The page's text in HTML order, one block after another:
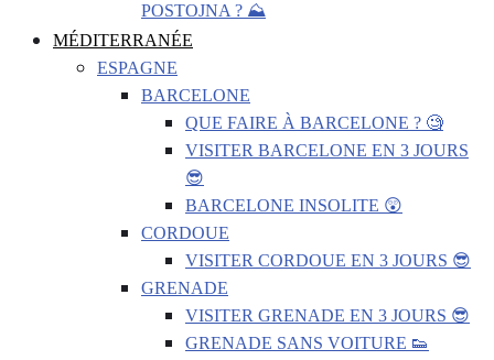
POSTOJNA ? ⛰️
MÉDITERRANÉE
ESPAGNE
BARCELONE
QUE FAIRE À BARCELONE ? 🧐
VISITER BARCELONE EN 3 JOURS
😎
BARCELONE INSOLITE 😲
CORDOUE
VISITER CORDOUE EN 3 JOURS 😎
GRENADE
VISITER GRENADE EN 3 JOURS 😎
GRENADE SANS VOITURE 👟